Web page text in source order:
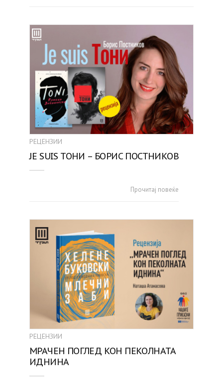
РЕЦЕНЗИИ
JE SUIS ТОНИ – БОРИС ПОСТНИКОВ
Прочитај повеќе
РЕЦЕНЗИИ
МРАЧЕН ПОГЛЕД КОН ПЕКОЛНАТА
ИДНИНА